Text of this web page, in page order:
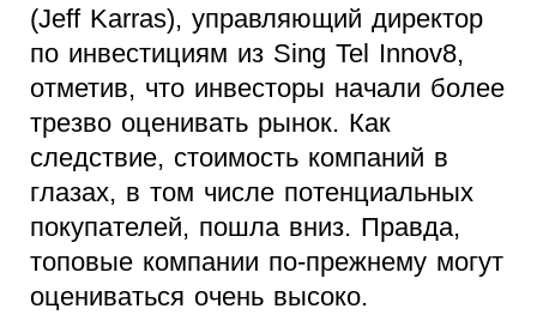
(Jeff Karras), управляющий директор
по инвестициям из Sing Tel Innov8,
отметив, что инвесторы начали более
трезво оценивать рынок. Как
следствие, стоимость компаний в
глазах, в том числе потенциальных
покупателей, пошла вниз. Правда,
топовые компании по-прежнему могут
оцениваться очень высоко.